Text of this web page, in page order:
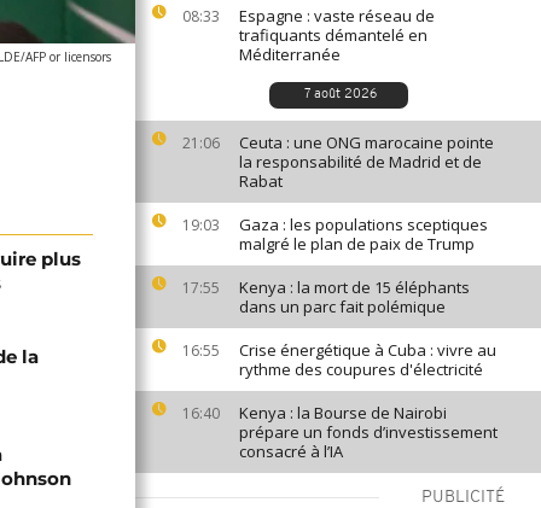
08:33
Espagne : vaste réseau de
trafiquants démantelé en
Méditerranée
7 août 2026
21:06
Ceuta : une ONG marocaine pointe
la responsabilité de Madrid et de
Rabat
19:03
Gaza : les populations sceptiques
malgré le plan de paix de Trump
17:55
Kenya : la mort de 15 éléphants
dans un parc fait polémique
16:55
Crise énergétique à Cuba : vivre au
rythme des coupures d'électricité
16:40
Kenya : la Bourse de Nairobi
prépare un fonds d’investissement
consacré à l’IA
PUBLICITÉ
AFP or licensors
plus
la